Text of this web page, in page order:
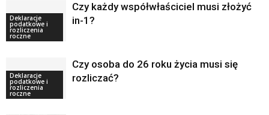
Deklaracje
podatkowe i
rozliczenia
roczne
Czy każdy współwłaściciel musi złożyć
in-1?
Deklaracje
podatkowe i
rozliczenia
roczne
Czy osoba do 26 roku życia musi się
rozliczać?